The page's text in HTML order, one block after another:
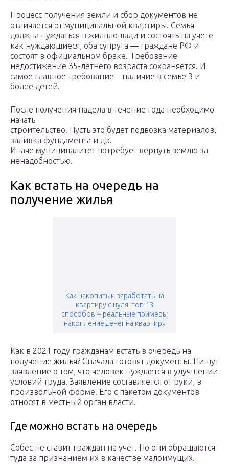
Процесс получения земли и сбор документов не
отличается от муниципальной квартиры. Семья
должна нуждаться в жилплощади и состоять на учете
как нуждающиеся, оба супруга — граждане РФ и
состоят в официальном браке. Требование
недостижение 35-летнего возраста сохраняется. И
самое главное требование – наличие в семье 3 и
более детей.
После получения надела в течение года необходимо
начать
строительство. Пусть это будет подвозка материалов,
заливка фундамента и др.
Иначе муниципалитет потребует вернуть землю за
ненадобностью.
Как встать на очередь на
получение жилья
Как накопить и заработать на
квартиру с нуля: топ-13
способов + реальные примеры
накопление денег на квартиру
Как в 2021 году гражданам встать в очередь на
получение жилья? Сначала готовят документы. Пишут
заявление о том, что человек нуждается в улучшении
условий труда. Заявление составляется от руки, в
произвольной форме. Его с пакетом документов
относят в местный орган власти.
Где можно встать на очередь
Собес не ставит граждан на учет. Но они обращаются
туда за признанием их в качестве малоимущих.